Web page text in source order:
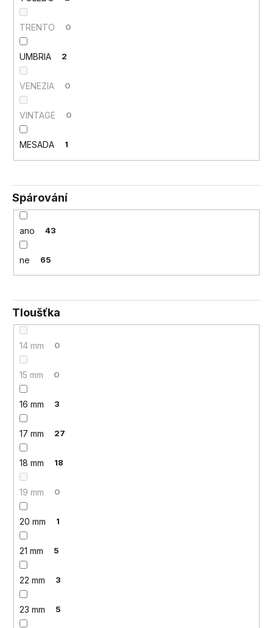
TRENTO 0
UMBRIA 2
VENEZIA 0
VINTAGE 0
MESADA 1
Spárování
ano 43
ne 65
Tloušťka
14 mm 0
15 mm 0
16 mm 3
17 mm 27
18 mm 18
19 mm 0
20 mm 1
21 mm 5
22 mm 3
23 mm 5